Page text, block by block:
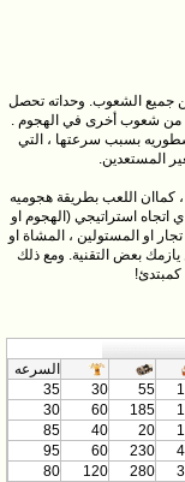
جميع الشعوب. وحداته تحصل
من شعوب أخرى في الهجوم .
بسبب سرعتها ، التي
المستعدين.
كماان اللعب بطريقة هجوميه
اتجاه استراتيجي (الهجوم او
او المستولين ، المشاة او
يازمك بعض التقنية. ومع ذلك
كمبتدئ!
السرعه
55
30
35
185
60
30
20
40
85
230
60
95
280
120
80